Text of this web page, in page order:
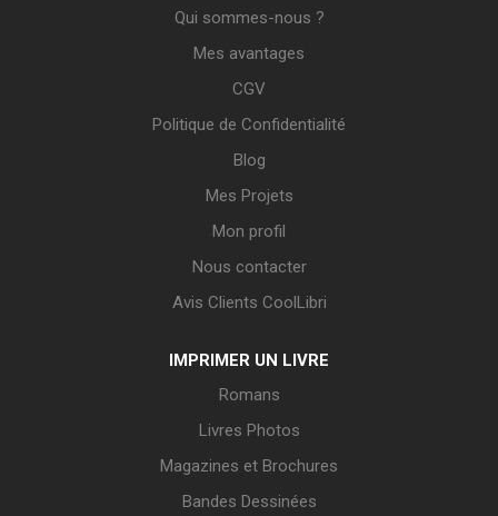
Qui sommes-nous ?
Mes avantages
CGV
Politique de Confidentialité
Blog
Mes Projets
Mon profil
Nous contacter
Avis Clients CoolLibri
IMPRIMER UN LIVRE
Romans
Livres Photos
Magazines et Brochures
Bandes Dessinées